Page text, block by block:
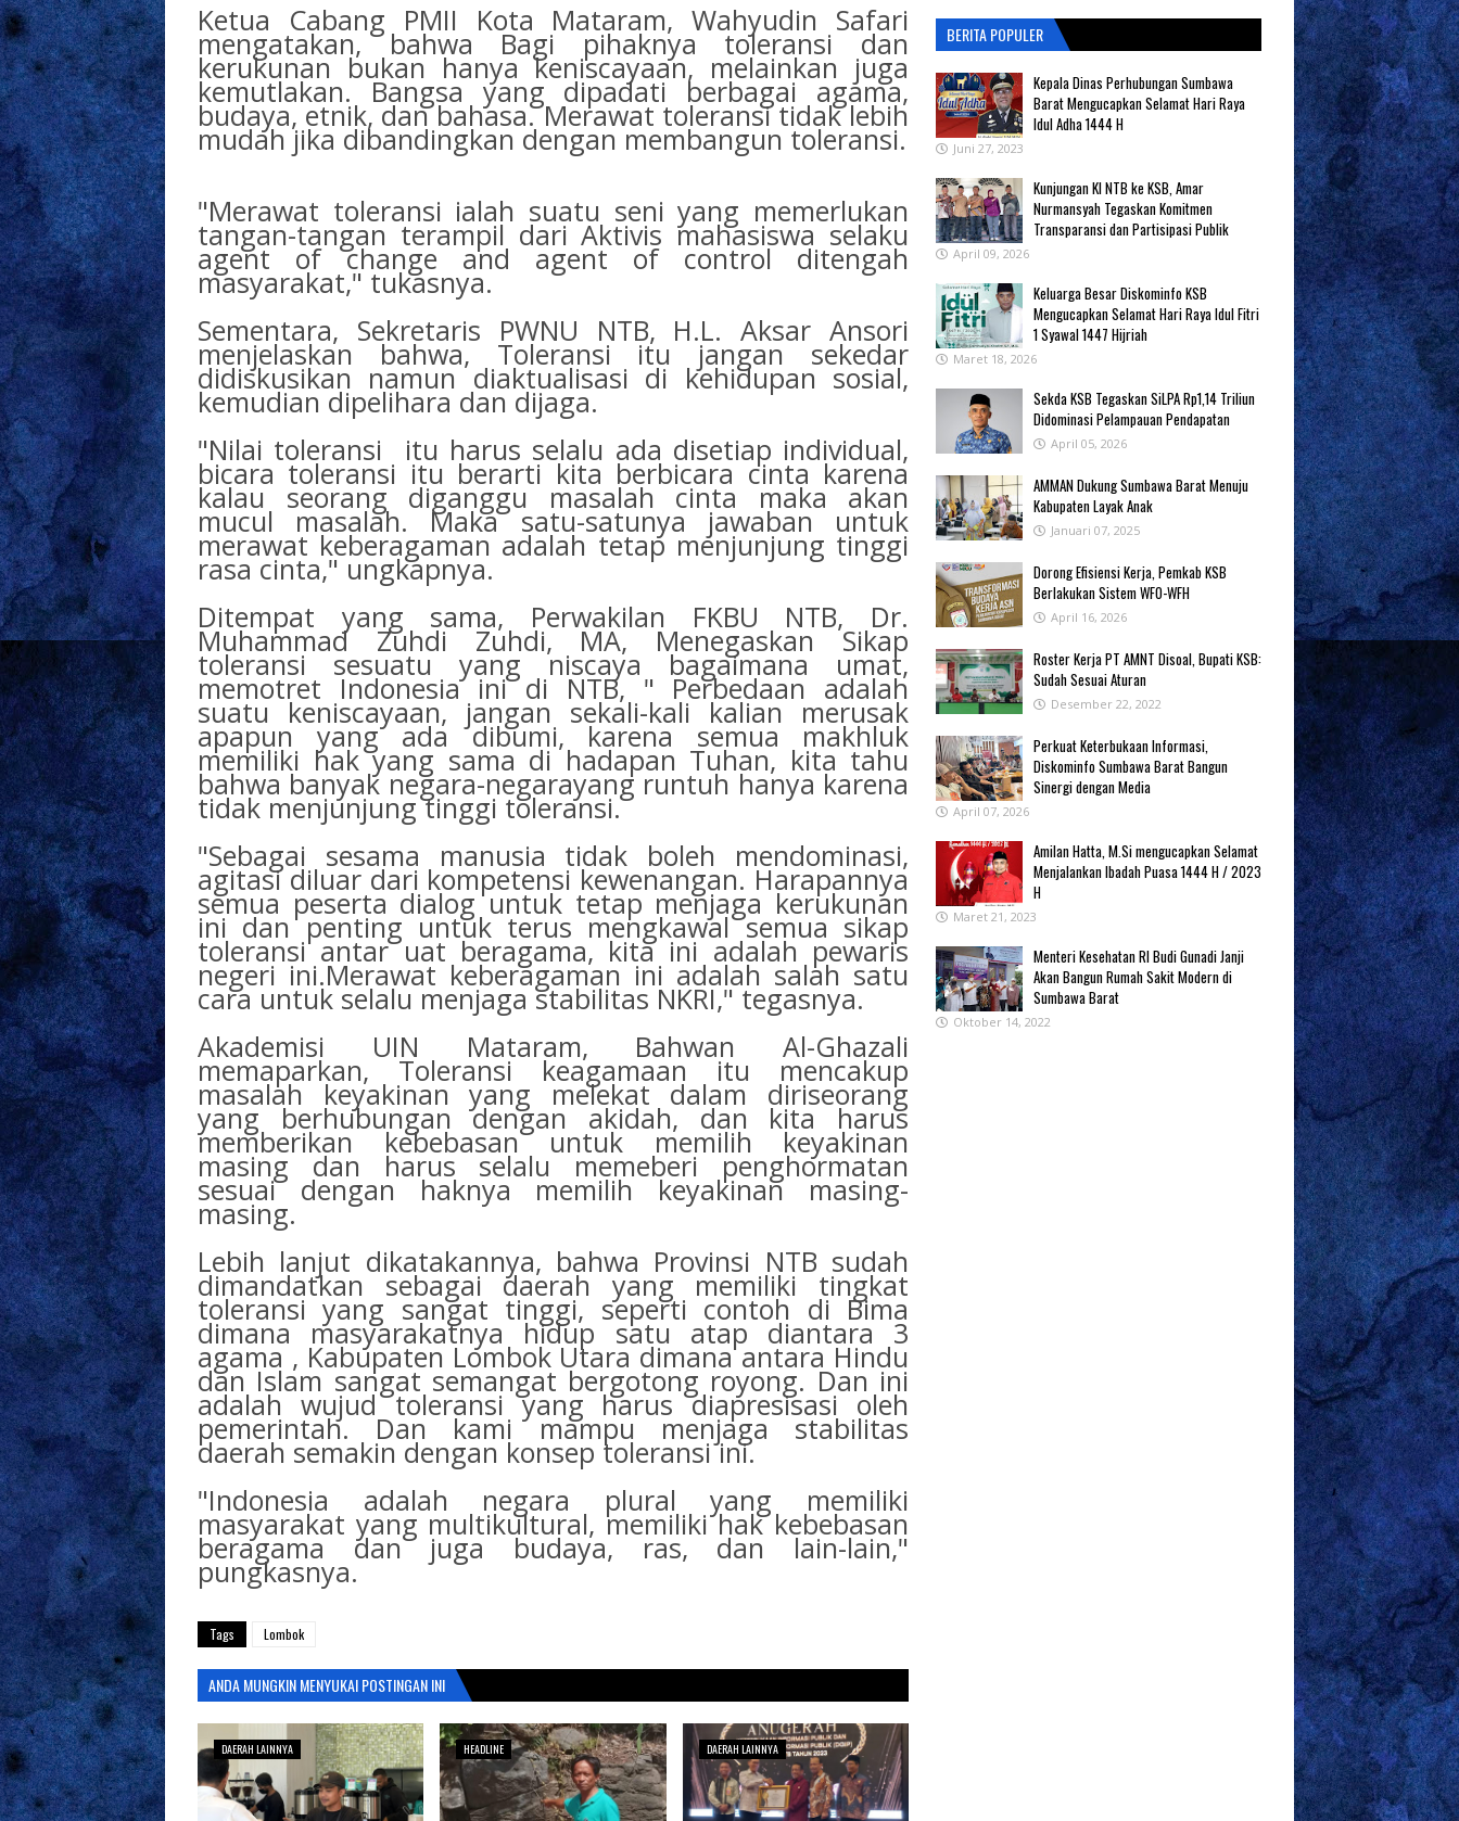
Ketua Cabang PMII Kota Mataram, Wahyudin Safari
mengatakan, bahwa Bagi pihaknya toleransi dan
kerukunan bukan hanya keniscayaan, melainkan juga
kemutlakan. Bangsa yang dipadati berbagai agama,
budaya, etnik, dan bahasa. Merawat toleransi tidak lebih
mudah jika dibandingkan dengan membangun toleransi.
"Merawat toleransi ialah suatu seni yang memerlukan
tangan-tangan terampil dari Aktivis mahasiswa selaku
agent of change and agent of control ditengah
masyarakat," tukasnya.
Sementara, Sekretaris PWNU NTB, H.L. Aksar Ansori
menjelaskan bahwa, Toleransi itu jangan sekedar
didiskusikan namun diaktualisasi di kehidupan sosial,
kemudian dipelihara dan dijaga.
"Nilai toleransi itu harus selalu ada disetiap individual,
bicara toleransi itu berarti kita berbicara cinta karena
kalau seorang diganggu masalah cinta maka akan
mucul masalah. Maka satu-satunya jawaban untuk
merawat keberagaman adalah tetap menjunjung tinggi
rasa cinta," ungkapnya.
Ditempat yang sama, Perwakilan FKBU NTB, Dr.
Muhammad Zuhdi Zuhdi, MA, Menegaskan Sikap
toleransi sesuatu yang niscaya bagaimana umat,
memotret Indonesia ini di NTB, " Perbedaan adalah
suatu keniscayaan, jangan sekali-kali kalian merusak
apapun yang ada dibumi, karena semua makhluk
memiliki hak yang sama di hadapan Tuhan, kita tahu
bahwa banyak negara-negarayang runtuh hanya karena
tidak menjunjung tinggi toleransi.
"Sebagai sesama manusia tidak boleh mendominasi,
agitasi diluar dari kompetensi kewenangan. Harapannya
semua peserta dialog untuk tetap menjaga kerukunan
ini dan penting untuk terus mengkawal semua sikap
toleransi antar uat beragama, kita ini adalah pewaris
negeri ini.Merawat keberagaman ini adalah salah satu
cara untuk selalu menjaga stabilitas NKRI," tegasnya.
Akademisi UIN Mataram, Bahwan Al-Ghazali
memaparkan, Toleransi keagamaan itu mencakup
masalah keyakinan yang melekat dalam diriseorang
yang berhubungan dengan akidah, dan kita harus
memberikan kebebasan untuk memilih keyakinan
masing dan harus selalu memeberi penghormatan
sesuai dengan haknya memilih keyakinan masing-
masing.
Lebih lanjut dikatakannya, bahwa Provinsi NTB sudah
dimandatkan sebagai daerah yang memiliki tingkat
toleransi yang sangat tinggi, seperti contoh di Bima
dimana masyarakatnya hidup satu atap diantara 3
agama , Kabupaten Lombok Utara dimana antara Hindu
dan Islam sangat semangat bergotong royong. Dan ini
adalah wujud toleransi yang harus diapresisasi oleh
pemerintah. Dan kami mampu menjaga stabilitas
daerah semakin dengan konsep toleransi ini.
"Indonesia adalah negara plural yang memiliki
masyarakat yang multikultural, memiliki hak kebebasan
beragama dan juga budaya, ras, dan lain-lain,"
pungkasnya.
Tags Lombok
ANDA MUNGKIN MENYUKAI POSTINGAN INI
DAERAH LAINNYA HEADLINE DAERAH LAINNYA
BERITA POPULER
Kepala Dinas Perhubungan Sumbawa
Barat Mengucapkan Selamat Hari Raya
Idul Adha 1444 H
Juni 27, 2023
Kunjungan KI NTB ke KSB, Amar
Nurmansyah Tegaskan Komitmen
Transparansi dan Partisipasi Publik
April 09, 2026
Keluarga Besar Diskominfo KSB
Mengucapkan Selamat Hari Raya Idul Fitri
1 Syawal 1447 Hijriah
Maret 18, 2026
Sekda KSB Tegaskan SiLPA Rp1,14 Triliun
Didominasi Pelampauan Pendapatan
April 05, 2026
AMMAN Dukung Sumbawa Barat Menuju
Kabupaten Layak Anak
Januari 07, 2025
‎Dorong Efisiensi Kerja, Pemkab KSB
Berlakukan Sistem WFO-WFH ‎
April 16, 2026
Roster Kerja PT AMNT Disoal, Bupati KSB:
Sudah Sesuai Aturan
Desember 22, 2022
Perkuat Keterbukaan Informasi,
Diskominfo Sumbawa Barat Bangun
Sinergi dengan Media
April 07, 2026
Amilan Hatta, M.Si mengucapkan Selamat
Menjalankan Ibadah Puasa 1444 H / 2023
H
Maret 21, 2023
Menteri Kesehatan RI Budi Gunadi Janji
Akan Bangun Rumah Sakit Modern di
Sumbawa Barat
Oktober 14, 2022